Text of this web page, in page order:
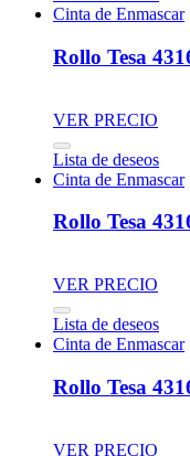
Cinta de Enmascar
Rollo Tesa
VER PRECIO
Lista de deseos
Cinta de Enmascar
Rollo Tesa
VER PRECIO
Lista de deseos
Cinta de Enmascar
Rollo Tesa
VER PRECIO